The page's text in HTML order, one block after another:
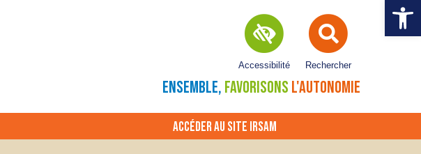
Ouvrir
Rechercher
Accessibilité
ENSEMBLE, FAVORISONS L'AUTONOMIE
ACCÉDER AU SITE IRSAM